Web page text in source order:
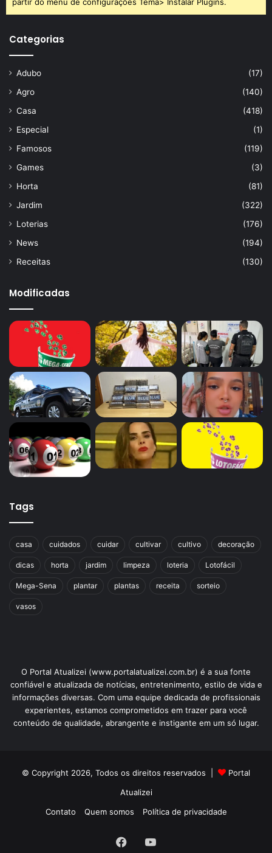
partir do menu de configurações Tema> Instalar Plugins.
Categorias
Adubo
(17)
Agro
(140)
Casa
(418)
Especial
(1)
Famosos
(119)
Games
(3)
Horta
(81)
Jardim
(322)
Loterias
(176)
News
(194)
Receitas
(130)
Modificadas
Tags
casa cuidados cuidar cultivar cultivo decoração
dicas horta jardim limpeza loteria Lotofácil
Mega-Sena plantar plantas receita sorteio
vasos
O Portal Atualizei (www.portalatualizei.com.br) é a sua fonte
confiável e atualizada de notícias, entretenimento, estilo de vida e
informações diversas. Com uma equipe dedicada de profissionais
experientes, estamos comprometidos em trazer para você
conteúdo de qualidade, abrangente e instigante em um só lugar.
© Copyright 2026, Todos os direitos reservados |
Portal
Atualizei
Contato
Quem somos Política de privacidade
FacebookYouTube